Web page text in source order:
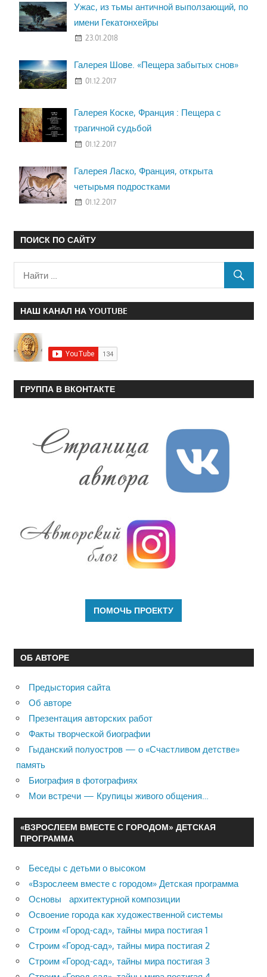
Ужас, из тьмы античной выползающий, по
имени Гекатонхейры
23.01.2018
Галерея Шове. «Пещера забытых снов»
01.12.2017
Галерея Коске, Франция : Пещера с
трагичной судьбой
01.12.2017
Галерея Ласко, Франция, открыта
четырьмя подростками
01.12.2017
ПОИСК ПО САЙТУ
НАШ КАНАЛ НА YOUTUBE
ГРУППА В ВКОНТАКТЕ
ОБ АВТОРЕ
Предыстория сайта
Об авторе
Презентация авторских работ
Факты творческой биографии
Гыданский полуостров — о «Счастливом детстве»
память
Биография в фотографиях
Мои встречи — Крупицы живого общения…
«ВЗРОСЛЕЕМ ВМЕСТЕ С ГОРОДОМ» ДЕТСКАЯ
ПРОГРАММА
Беседы с детьми о высоком
«Взрослеем вместе с городом» Детская программа
Основы архитектурной композиции
Освоение города как художественной системы
Строим «Город-сад», тайны мира постигая 1
Строим «Город-сад», тайны мира постигая 2
Строим «Город-сад», тайны мира постигая 3